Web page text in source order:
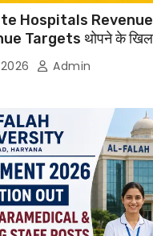
Hospitals Revenue
Targets थोपने के
से Suo Motu जांच की
Admin